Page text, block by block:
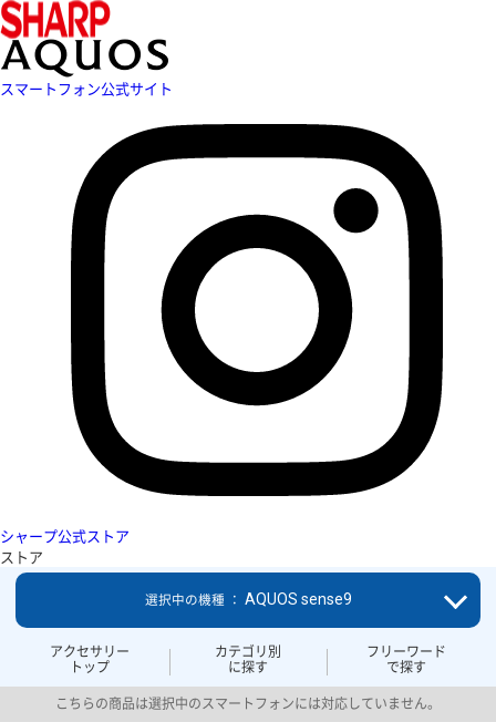
スマートフォン公式サイト
シャープ公式ストア
ストア
アクセサリー
トップ
カテゴリ別
に探す
フリーワード
で探す
選択中の機種 ： AQUOS sense9
こちらの商品は選択中のスマートフォンには対応していません。